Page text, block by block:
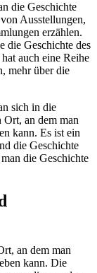
die Geschichte
Ausstellungen,
erzählen.
die Geschichte des
auch eine Reihe
mehr über die
sich in die
Ort, an dem man
kann. Es ist ein
die Geschichte
die Geschichte
an dem man
kann. Die